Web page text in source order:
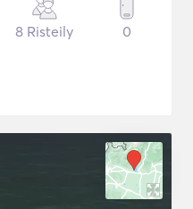
8 Risteily 0